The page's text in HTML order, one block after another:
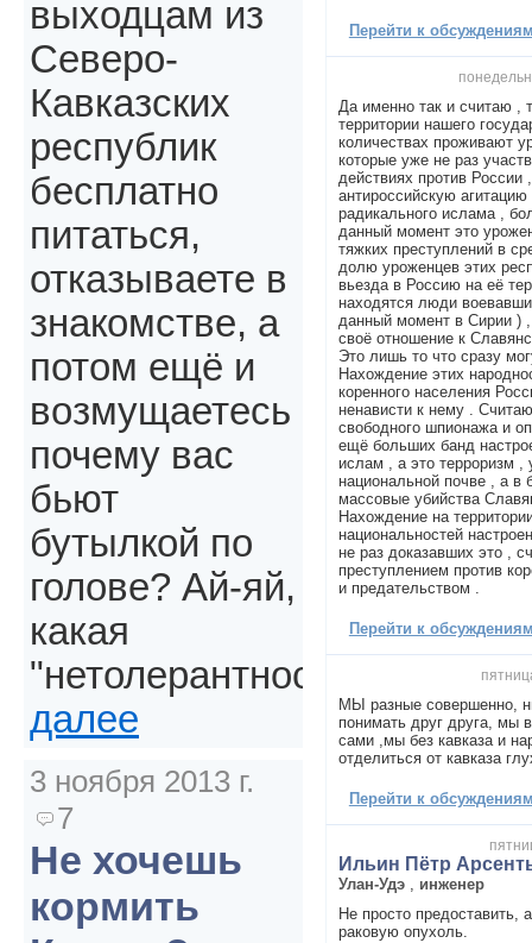
Перейти к
Да именно так и считаю ,
территории нашего
количествах проживают
которые уже не раз
действиях против России
антироссийскую
радикального ислама ,
данный момент это
тяжких преступлений в
долю уроженцев этих
вьезда в Россию на её
находятся люди
данный момент в Сирии
своё отношение к
Это лишь то что сразу
Нахождение этих
коренного населения
ненависти к нему .
свободного шпионажа и
ещё больших банд
ислам , а это терроризм ,
национальной почве , а
массовые убийства
Нахождение на
национальностей
не раз доказавших это ,
преступлением против
и предательством .
Перейти к
МЫ разные совершенно,
понимать друг друга, мы
сами ,мы без кавказа и
отделиться от кавказа
Перейти к
Ильин Пётр
Улан-Удэ
инженер
Не просто предоставить,
раковую опухоль.
выходцам из
Северо-
Кавказских
республик
бесплатно
питаться,
отказываете в
знакомстве, а
потом ещё и
возмущаетесь
почему вас
бьют
бутылкой по
голове? Ай-яй,
какая
"нетолерантность".
далее
3 ноября 2013 г.
7
Не хочешь
кормить